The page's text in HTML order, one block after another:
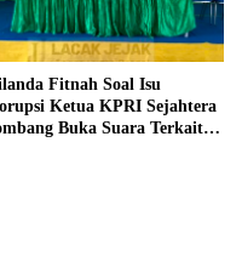
Fitnah Soal Isu
Ketua KPRI Sejahtera
Buka Suara Terkait